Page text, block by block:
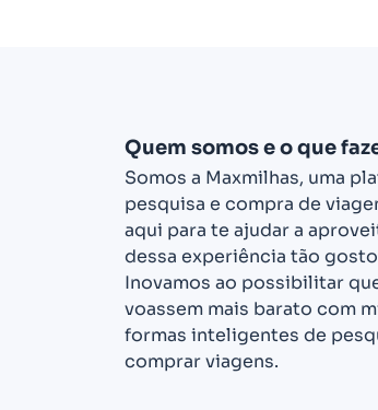
Quem somos e o que
Somos a Maxmilhas, uma
pesquisa e compra de
aqui para te ajudar a
dessa experiência tão
Inovamos ao possibilitar
voassem mais barato com
formas inteligentes de
comprar viagens.